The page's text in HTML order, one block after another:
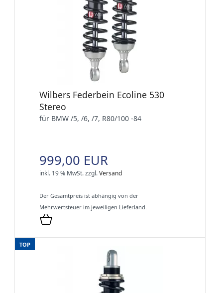
Wilbers Federbein Ecoline 530
Stereo
für BMW /5, /6, /7, R80/100 -84
999,00 EUR
inkl. 19 % MwSt.zzgl.Versand
Der Gesamtpreis ist abhängig von der
Mehrwertsteuer im jeweiligen Lieferland.
TOP